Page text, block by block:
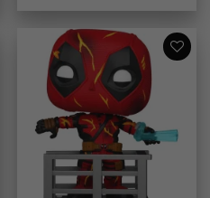
wishlist